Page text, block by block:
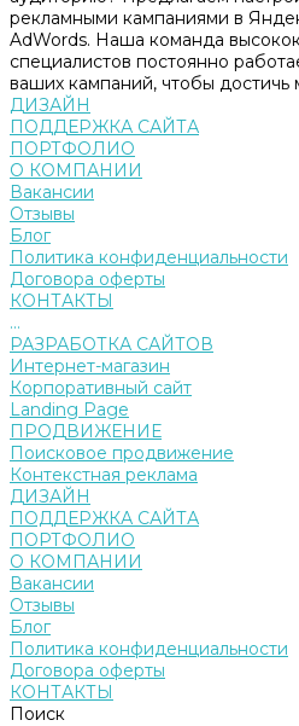
рекламными кампаниями в
AdWords. Наша команда
специалистов постоянно
ваших кампаний, чтобы достичь
ДИЗАЙН
ПОДДЕРЖКА САЙТА
ПОРТФОЛИО
О КОМПАНИИ
Вакансии
Отзывы
Блог
Политика конфиденциальности
Договора оферты
КОНТАКТЫ
...
РАЗРАБОТКА САЙТОВ
Интернет-магазин
Корпоративный сайт
Landing Page
ПРОДВИЖЕНИЕ
Поисковое продвижение
Контекстная реклама
ДИЗАЙН
ПОДДЕРЖКА САЙТА
ПОРТФОЛИО
О КОМПАНИИ
Вакансии
Отзывы
Блог
Политика конфиденциальности
Договора оферты
КОНТАКТЫ
Поиск